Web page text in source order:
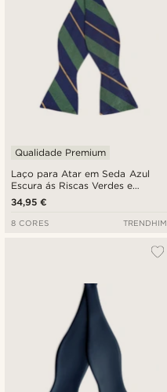
Laço para Atar em Seda Azul
Escura ás Riscas Verdes e
Douradas
Qualidade Premium
34,95 €
8 CORES TRENDHIM